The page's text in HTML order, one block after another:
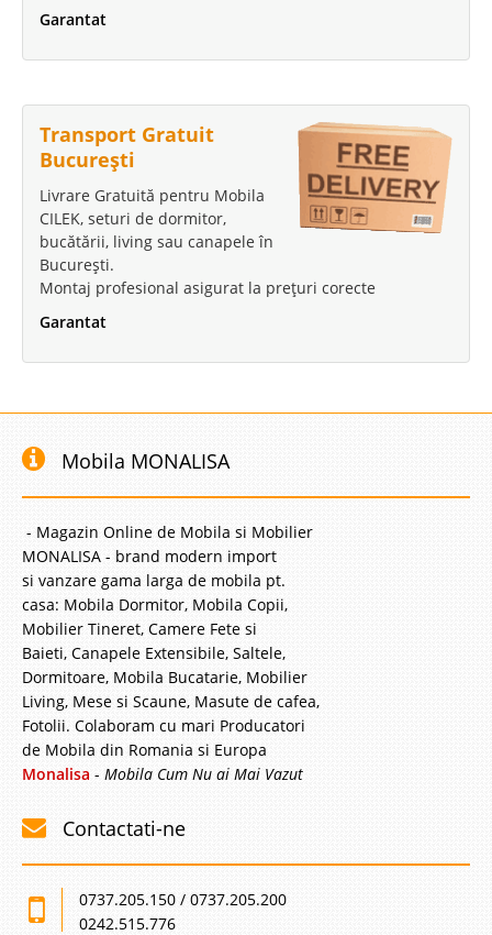
Garantat
Transport Gratuit
București
Livrare Gratuită pentru Mobila
CILEK, seturi de dormitor,
bucătării, living sau canapele în
București.
Montaj profesional asigurat la prețuri corecte
Garantat
Mobila MONALISA
- Magazin Online de Mobila si Mobilier
MONALISA - brand modern import
si vanzare gama larga de mobila pt.
casa: Mobila Dormitor, Mobila Copii,
Mobilier Tineret, Camere Fete si
Baieti, Canapele Extensibile, Saltele,
Dormitoare, Mobila Bucatarie, Mobilier
Living, Mese si Scaune, Masute de cafea,
Fotolii. Colaboram cu mari Producatori
de Mobila din Romania si Europa
Monalisa - Mobila Cum Nu ai Mai Vazut
Contactati-ne
0737.205.150 / 0737.205.200
0242.515.776